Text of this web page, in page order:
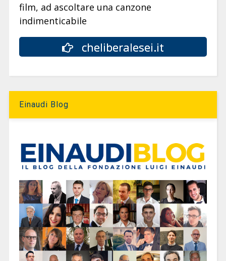
film, ad ascoltare una canzone
indimenticabile
cheliberalesei.it
Einaudi Blog